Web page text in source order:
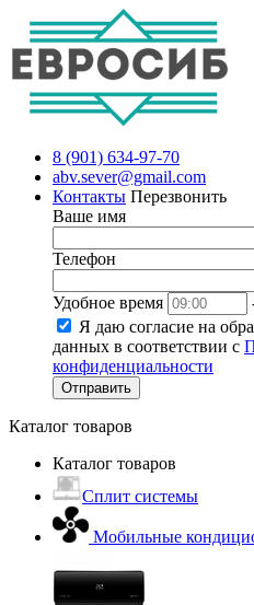
8 (901) 634-97-70
abv.sever@gmail.com
Контакты Перезвонить
Ваше имя
Телефон
Удобное время
Я даю согласие на
данных в соответствии с
конфиденциальности
Отправить
Каталог товаров
Каталог товаров
Сплит системы
Мобильные